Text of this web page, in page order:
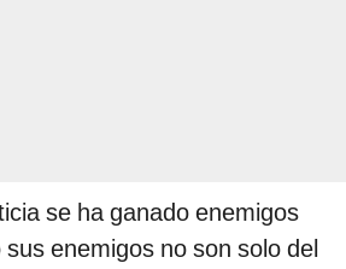
se ha ganado enemigos
enemigos no son solo del